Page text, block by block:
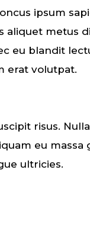
ipsum
aliquet metus
eu blandit
erat volutpat.
risus.
eu
ultricies.